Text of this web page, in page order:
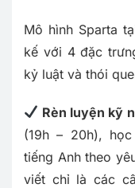
Mô hình Sparta
kế với 4 đặc
kỷ luật và thói
Rèn luyện kỹ
(19h – 20h),
tiếng Anh theo
viết chỉ là các